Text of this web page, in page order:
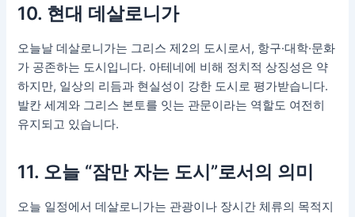
10. 현대 데살로니가
오늘날 데살로니가는 그리스 제2의 도시로서, 항구·대학·문화
가 공존하는 도시입니다. 아테네에 비해 정치적 상징성은 약
하지만, 일상의 리듬과 현실성이 강한 도시로 평가받습니다.
발칸 세계와 그리스 본토를 잇는 관문이라는 역할도 여전히
유지되고 있습니다.
11. 오늘 “잠만 자는 도시”로서의 의미
오늘 일정에서 데살로니가는 관광이나 장시간 체류의 목적지